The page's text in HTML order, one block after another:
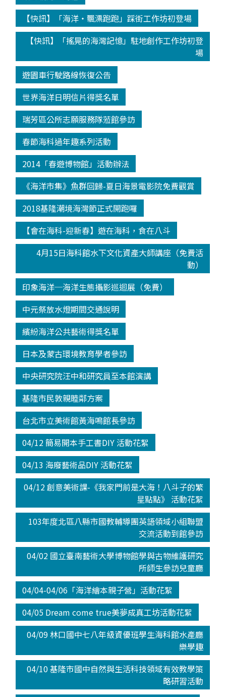
【快訊】「海洋‧飄漂跑跑」踩街工作坊初登場
【快訊】「搖晃的海灣記憶」駐地創作工作坊初登
場
遊園車行駛路線恢復公告
世界海洋日明信片得獎名單
瑞芳區公所志願服務隊蒞館參訪
春節海科過年趣系列活動
2014「春遊博物館」活動辦法
《海洋市集》魚群回歸-夏日海景電影院免費觀賞
2018基隆潮境海灣節正式開跑囉
【會在海科-迎新春】遊在海科，食在八斗
4月15日海科館水下文化資產大師講座（免費活
動）
印象海洋─海洋生態攝影巡迴展（免費）
中元祭放水燈期間交通說明
繽紛海洋公共藝術得獎名單
日本及蒙古環境教育學者參訪
中央研究院汪中和研究員至本館演講
基隆市民敦親睦鄰方案
台北市立美術館黃海鳴館長參訪
04/12 簡易開本手工書DIY 活動花絮
04/13 海廢藝術品DIY 活動花絮
04/12 創意美術課-《我家門前是大海！八斗子的繁
星點點》 活動花絮
103年度北區八縣市國教輔導團英語領域小組聯盟
交流活動到館參訪
04/02 國立臺南藝術大學博物館學與古物維護研究
所師生參訪兒童廳
04/04-04/06「海洋繪本親子營」活動花絮
04/05 Dream come true美夢成真工坊活動花絮
04/09 林口國中七八年級資優班學生海科館水產廳
樂學趣
04/10 基隆市國中自然與生活科技領域有效教學策
略研習活動